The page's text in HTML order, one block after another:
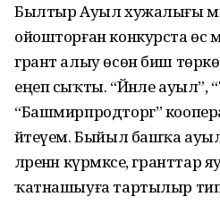
Былтыр Ауыл хужалығы
ойошторған конкурста
грант алыу өсөн биш
еңеп сыҡты. “Йәнле ауыл”,
“Башмирпродторг”
әйтеүем. Быйыл башҡа ауыл
ләренән күрмәксе, гранттар
ҡатнашыуға тартылыр